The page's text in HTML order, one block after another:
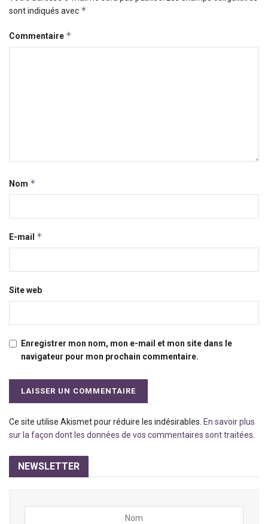
sont indiqués avec *
Commentaire *
Nom *
E-mail *
Site web
Enregistrer mon nom, mon e-mail et mon site dans le
navigateur pour mon prochain commentaire.
Ce site utilise Akismet pour réduire les indésirables. En savoir plus
sur la façon dont les données de vos commentaires sont traitées
NEWSLETTER